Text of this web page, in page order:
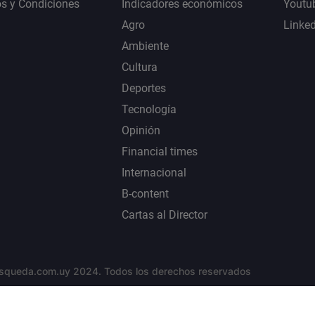
y Condiciones
Indicadores económicos
Agro
Ambiente
Cultura
Deportes
Tecnología
Opinión
Financial times
Internacional
B-content
Cartas al Director
2024. Todos los derechos reservados